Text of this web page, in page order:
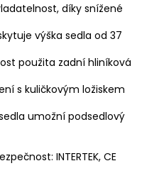
díky snížené
výška sedla od 37
použita zadní hliníková
s kuličkovým ložiskem
umožní podsedlový
INTERTEK, CE